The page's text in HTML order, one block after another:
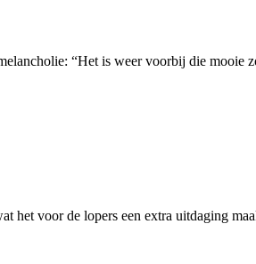
“Het is weer voorbij die mooie
het voor de lopers een extra uitdaging